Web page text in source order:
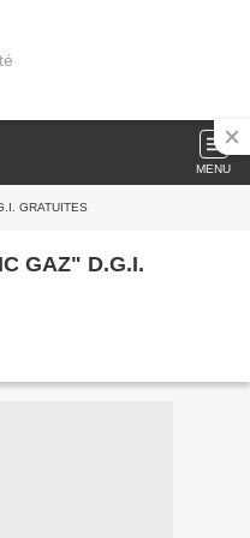
MENU
GRATUITES
GAZ" D.G.I.